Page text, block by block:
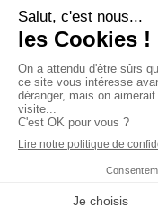
Marchand approuvé par
vérifier.